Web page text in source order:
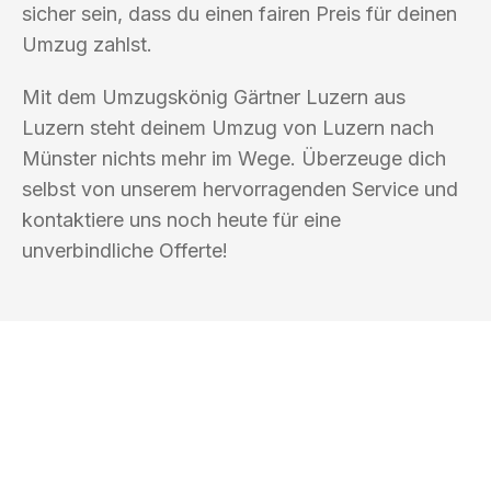
sicher sein, dass du einen fairen Preis für deinen
Umzug zahlst.
Mit dem Umzugskönig Gärtner Luzern aus
Luzern steht deinem Umzug von Luzern nach
Münster nichts mehr im Wege. Überzeuge dich
selbst von unserem hervorragenden Service und
kontaktiere uns noch heute für eine
unverbindliche Offerte!